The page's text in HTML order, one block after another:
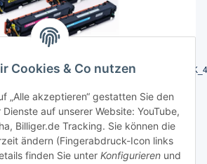
0,55ct. / Seite
Seiten 1 x 2.800 Seiten
Cookies & Co nutzen
„Alle akzeptieren“ gestatten Sie den
auf unserer Website: YouTube,
Billiger.de Tracking. Sie können die
ändern (Fingerabdruck-Icon links
finden Sie unter Konfigurierenund